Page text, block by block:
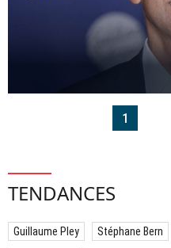
1
TENDANCES
Guillaume Pley Stéphane Bern